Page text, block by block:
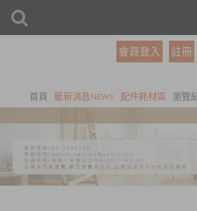
會員登入 註冊
首頁 最新消息NEWS 配件耗材區 瀏覽